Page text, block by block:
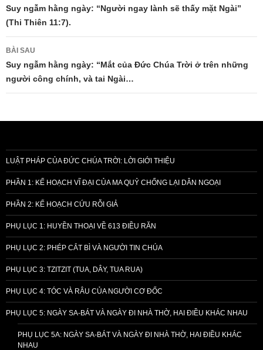
hướng
bài
viết
Suy ngẫm hằng ngày: “Người ngay lành sẽ thấy mặt Ngài”
(Thi Thiên 11:7).
BÀI SAU
Suy ngẫm hằng ngày: “Mắt của Đức Chúa Trời ở trên những
người công chính, và tai Ngài…
LUẬT PHÁP CỦA ĐỨC CHÚA TRỜI: LỜI GIỚI THIỆU
PHẦN 1: KẾ HOẠCH VĨ ĐẠI CỦA MA QUỶ CHỐNG LẠI DÂN NGOẠI
PHẦN 2: KẾ HOẠCH CỨU RỖI GIẢ
PHỤ LỤC 1: HUYỀN THOẠI VỀ 613 ĐIỀU RĂN
PHỤ LỤC 2: PHÉP CẮT BÌ VÀ NGƯỜI TIN CHÚA
PHỤ LỤC 3: TZITZIT (TUA, DÂY, TUA RUA)
PHỤ LỤC 4: TÓC VÀ RÂU CỦA NGƯỜI CƠ ĐỐC
PHỤ LỤC 5: NGÀY SA-BÁT VÀ NGÀY ĐI NHÀ THỜ, HAI ĐIỀU KHÁC NHAU
PHỤ LỤC 5A: NGÀY SA-BÁT VÀ NGÀY ĐI NHÀ THỜ, HAI ĐIỀU KHÁC
NHAU